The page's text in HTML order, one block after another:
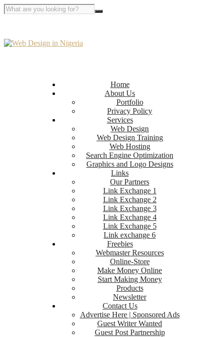
Home
About Us
Portfolio
Privacy Policy
Services
Web Design
Web Design Training
Web Hosting
Search Engine Optimization
Graphics and Logo Designs
Links
Our Partners
Link Exchange 1
Link Exchange 2
Link Exchange 3
Link Exchange 4
Link Exchange 5
Link exchange 6
Freebies
Webmaster Resources
Online-Store
Make Money Online
Start Making Money
Products
Newsletter
Contact Us
Advertise Here | Sponsored Ads
Guest Writer Wanted
Guest Post Partnership